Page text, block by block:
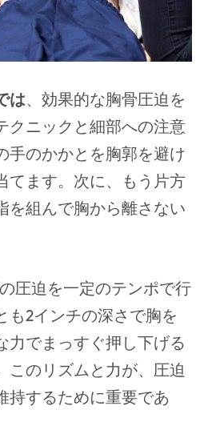
は、効果的な胸骨圧迫を
クニックと細部への注意
手のかかとを胸郭を避け
てます。次に、もう片方
を組んで胸から離さない
圧迫を一定のテンポで行
も2インチの深さで胸を
力でまっすぐ押し下げる
このリズムと力が、圧迫
持するために重要であ